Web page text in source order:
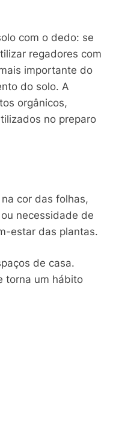
com o dedo: se
regadores com
importante do
do solo. A
orgânicos,
no preparo
cor das folhas,
necessidade de
estar das plantas.
de casa.
torna um hábito